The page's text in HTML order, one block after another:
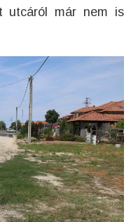
utcáról már nem is